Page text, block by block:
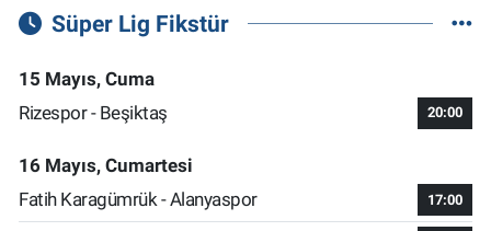
Süper Lig Fikstür
15 Mayıs, Cuma
Rizespor - Beşiktaş
20:00
16 Mayıs, Cumartesi
Fatih Karagümrük - Alanyaspor
17:00